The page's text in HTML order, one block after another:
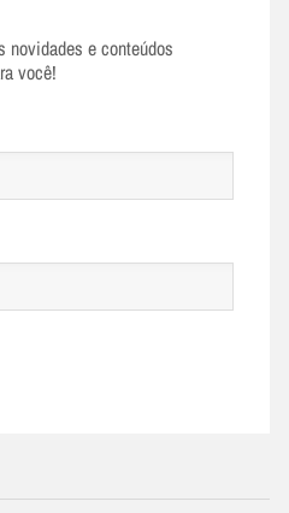
novidades e conteúdos
você!